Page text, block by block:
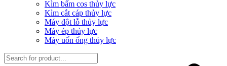
Kìm bấm cos thủy lực
Kìm cắt cáp thủy lực
Máy đột lỗ thủy lực
Máy ép thủy lực
Máy uốn ống thủy lực